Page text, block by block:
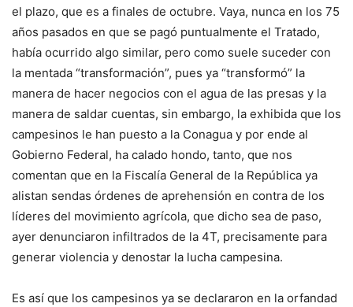
el plazo, que es a finales de octubre. Vaya, nunca en los 75
años pasados en que se pagó puntualmente el Tratado,
había ocurrido algo similar, pero como suele suceder con
la mentada “transformación”, pues ya “transformó” la
manera de hacer negocios con el agua de las presas y la
manera de saldar cuentas, sin embargo, la exhibida que los
campesinos le han puesto a la Conagua y por ende al
Gobierno Federal, ha calado hondo, tanto, que nos
comentan que en la Fiscalía General de la República ya
alistan sendas órdenes de aprehensión en contra de los
líderes del movimiento agrícola, que dicho sea de paso,
ayer denunciaron infiltrados de la 4T, precisamente para
generar violencia y denostar la lucha campesina.
Es así que los campesinos ya se declararon en la orfandad